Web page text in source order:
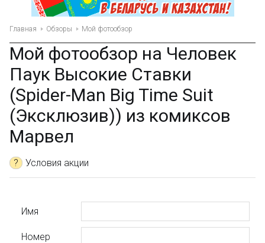
Главная Обзоры Мой фотообзор
Мой фотообзор на Человек
Паук Высокие Ставки
(Spider-Man Big Time Suit
(Эксклюзив)) из комиксов
Марвел
? Условия акции
Имя
Номер